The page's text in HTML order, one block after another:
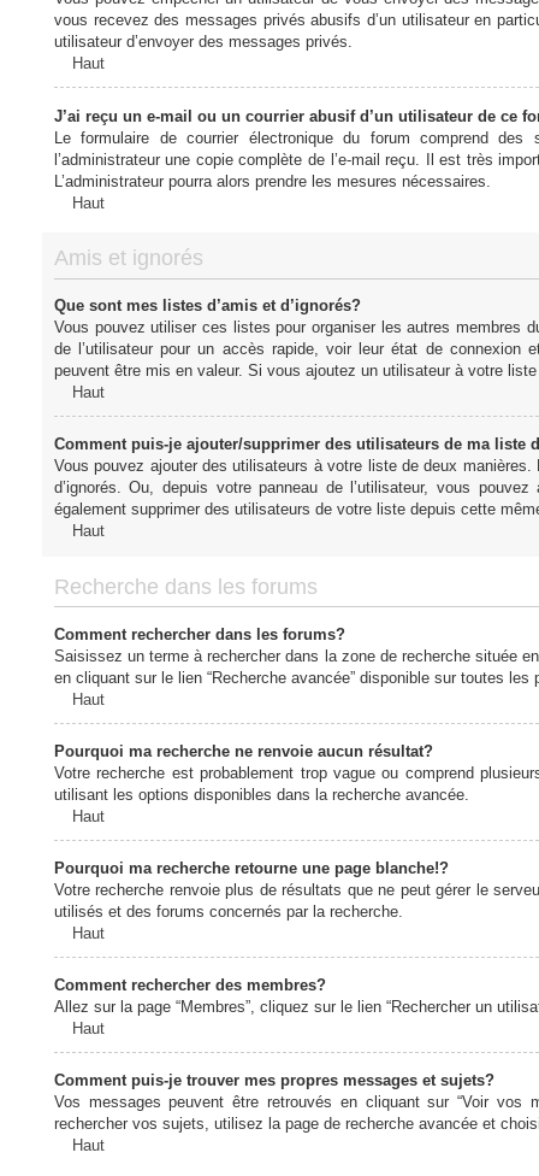
vous recevez des messages privés abusifs d’un utilisateur en
utilisateur d’envoyer des messages privés.
Haut
J’ai reçu un e-mail ou un courrier abusif d’un utilisateur de ce
Le formulaire de courrier électronique du forum comprend
l’administrateur une copie complète de l’e-mail reçu. Il est très
L’administrateur pourra alors prendre les mesures nécessaires.
Haut
Amis et ignorés
Que sont mes listes d’amis et d’ignorés?
Vous pouvez utiliser ces listes pour organiser les autres membres
de l’utilisateur pour un accès rapide, voir leur état de connexion
peuvent être mis en valeur. Si vous ajoutez un utilisateur à votre
Haut
Comment puis-je ajouter/supprimer des utilisateurs de ma liste
Vous pouvez ajouter des utilisateurs à votre liste de deux
d’ignorés. Ou, depuis votre panneau de l’utilisateur, vous
également supprimer des utilisateurs de votre liste depuis cette
Haut
Recherche dans les forums
Comment rechercher dans les forums?
Saisissez un terme à rechercher dans la zone de recherche située
en cliquant sur le lien “Recherche avancée” disponible sur toutes
Haut
Pourquoi ma recherche ne renvoie aucun résultat?
Votre recherche est probablement trop vague ou comprend
utilisant les options disponibles dans la recherche avancée.
Haut
Pourquoi ma recherche retourne une page blanche!?
Votre recherche renvoie plus de résultats que ne peut gérer le
utilisés et des forums concernés par la recherche.
Haut
Comment rechercher des membres?
Allez sur la page “Membres”, cliquez sur le lien “Rechercher un
Haut
Comment puis-je trouver mes propres messages et sujets?
Vos messages peuvent être retrouvés en cliquant sur “Voir vos
rechercher vos sujets, utilisez la page de recherche avancée et
Haut